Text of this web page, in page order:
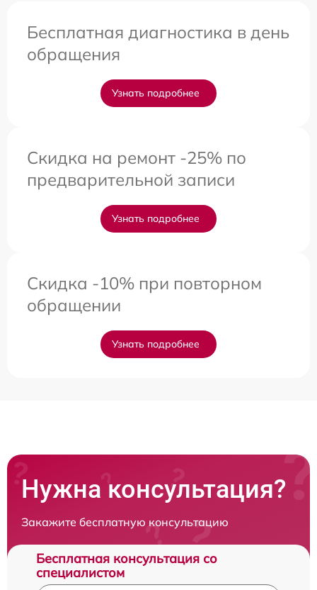
Бесплатная диагностика в день
обращения
Узнать подробнее
Скидка на ремонт -25% по
предварительной записи
Узнать подробнее
Скидка -10% при повторном
обращении
Узнать подробнее
Нужна консультация?
Закажите бесплатную консультацию
Бесплатная консультация со
специалистом